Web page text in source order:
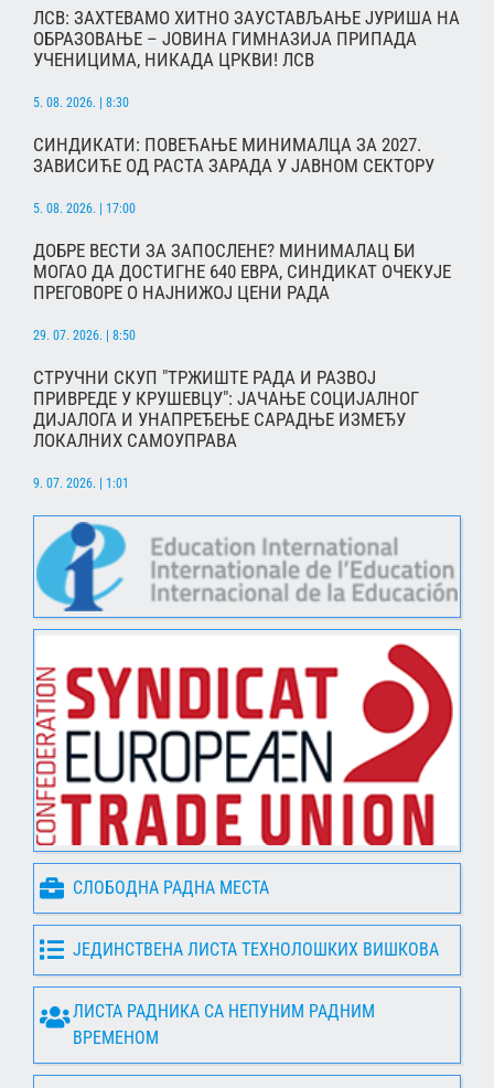
ЛСВ: ЗАХТЕВАМО ХИТНО ЗАУСТАВЉАЊЕ ЈУРИША НА
ОБРАЗОВАЊЕ – ЈОВИНА ГИМНАЗИЈА ПРИПАДА
УЧЕНИЦИМА, НИКАДА ЦРКВИ! ЛСВ
5. 08. 2026. | 8:30
СИНДИКАТИ: ПОВЕЋАЊЕ МИНИМАЛЦА ЗА 2027.
ЗАВИСИЋЕ ОД РАСТА ЗАРАДА У ЈАВНОМ СЕКТОРУ
5. 08. 2026. | 17:00
ДОБРЕ ВЕСТИ ЗА ЗАПОСЛЕНЕ? МИНИМАЛАЦ БИ
МОГАО ДА ДОСТИГНЕ 640 ЕВРА, СИНДИКАТ ОЧЕКУЈЕ
ПРЕГОВОРЕ О НАЈНИЖОЈ ЦЕНИ РАДА
29. 07. 2026. | 8:50
СТРУЧНИ СКУП "ТРЖИШТЕ РАДА И РАЗВОЈ
ПРИВРЕДЕ У КРУШЕВЦУ": ЈАЧАЊЕ СОЦИЈАЛНОГ
ДИЈАЛОГА И УНАПРЕЂЕЊЕ САРАДЊЕ ИЗМЕЂУ
ЛОКАЛНИХ САМОУПРАВА
9. 07. 2026. | 1:01
СЛОБОДНА РАДНА МЕСТА
ЈЕДИНСТВЕНА ЛИСТА ТЕХНОЛОШКИХ ВИШКОВА
ЛИСТА РАДНИКА СА НЕПУНИМ РАДНИМ
ВРЕМЕНОМ